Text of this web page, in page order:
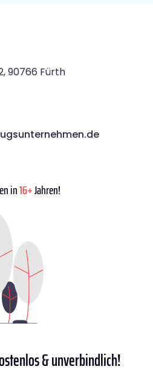
90766 Fürth
in16+Jahren!
& unverbindlich!